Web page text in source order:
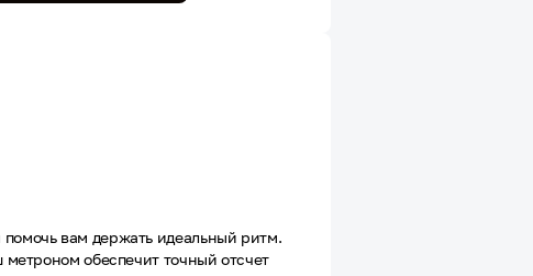
вам держать идеальный ритм.
обеспечит точный отсчет